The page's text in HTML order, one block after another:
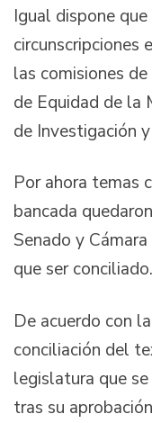
Igual dispone
circunscripciones
las comisiones
de Equidad de la
de Investigación
Por ahora temas
bancada
Senado y
que ser
De acuerdo con
conciliación del
legislatura que
tras su